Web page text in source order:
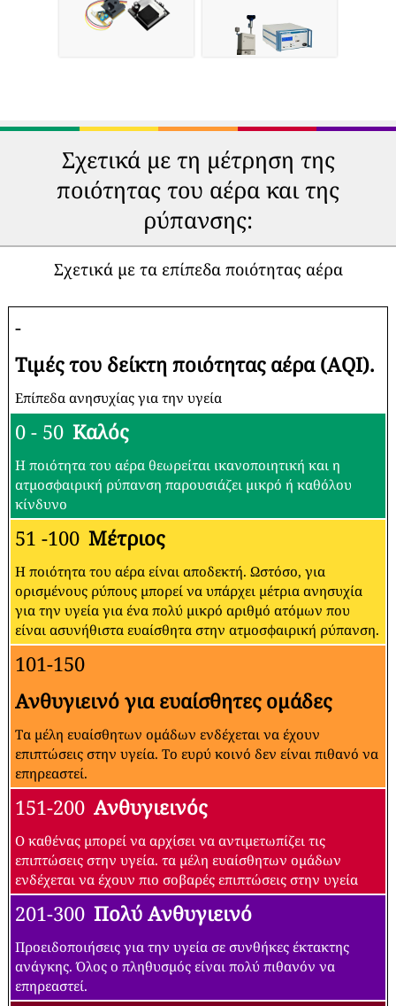
Σχετικά με τη μέτρηση της
ποιότητας του αέρα και της
ρύπανσης:
Σχετικά με τα επίπεδα ποιότητας αέρα
-
Τιμές του δείκτη ποιότητας αέρα (AQI).
Επίπεδα ανησυχίας για την υγεία
0 - 50 Καλός
Η ποιότητα του αέρα θεωρείται ικανοποιητική και η
ατμοσφαιρική ρύπανση παρουσιάζει μικρό ή καθόλου
κίνδυνο
51 -100 Μέτριος
Η ποιότητα του αέρα είναι αποδεκτή. Ωστόσο, για
ορισμένους ρύπους μπορεί να υπάρχει μέτρια ανησυχία
για την υγεία για ένα πολύ μικρό αριθμό ατόμων που
είναι ασυνήθιστα ευαίσθητα στην ατμοσφαιρική ρύπανση.
101-150
Ανθυγιεινό για ευαίσθητες ομάδες
Τα μέλη ευαίσθητων ομάδων ενδέχεται να έχουν
επιπτώσεις στην υγεία. Το ευρύ κοινό δεν είναι πιθανό να
επηρεαστεί.
151-200 Ανθυγιεινός
Ο καθένας μπορεί να αρχίσει να αντιμετωπίζει τις
επιπτώσεις στην υγεία. τα μέλη ευαίσθητων ομάδων
ενδέχεται να έχουν πιο σοβαρές επιπτώσεις στην υγεία
201-300 Πολύ Ανθυγιεινό
Προειδοποιήσεις για την υγεία σε συνθήκες έκτακτης
ανάγκης. Όλος ο πληθυσμός είναι πολύ πιθανόν να
επηρεαστεί.